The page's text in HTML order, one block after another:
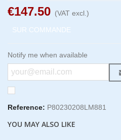
€147.50 (VAT excl.)
SUR COMMANDE
Notify me when available
Reference: P80230208LM881
YOU MAY ALSO LIKE